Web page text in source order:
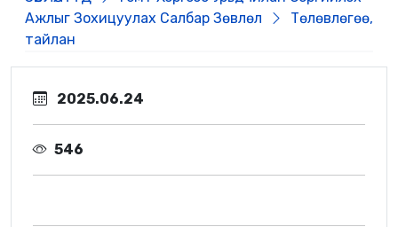
Ажлыг Зохицуулах Салбар Зөвлөл
Төлөвлөгөө,
тайлан
2025.06.24
546